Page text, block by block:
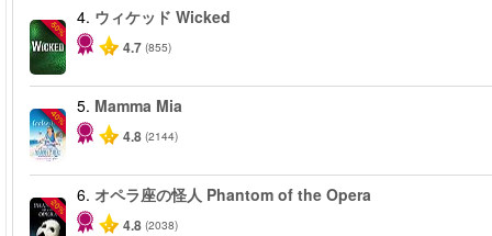
-50%
4. ウィケッド Wicked
4.7 (855)
-40%
5. Mamma Mia
4.8 (2144)
-20%
6. オペラ座の怪人 Phantom of the Opera
4.8 (2038)